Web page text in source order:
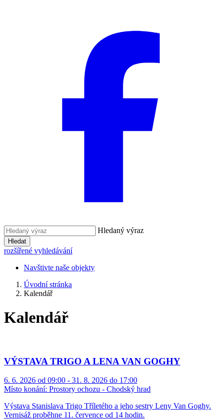
Hledaný výraz
Hledat
rozšířené vyhledávání
Navštivte naše objekty
Úvodní stránka
Kalendář
Kalendář
VÝSTAVA TRIGO A LENA VAN GOGHY
6. 6. 2026 od 09:00 - 31. 8. 2026 do 17:00
Místo konání: Prostory ochozu - Chodský hrad
Výstava Stanislava Trigo Tříletého a jeho sestry Leny Van Goghy.
Vernisáž proběhne 11. července od 14 hodin.